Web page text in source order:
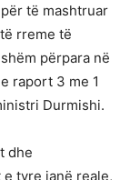
të mashtruar
rreme të
përpara në
raport 3 me 1
Durmishi.
dhe
tyre janë reale,